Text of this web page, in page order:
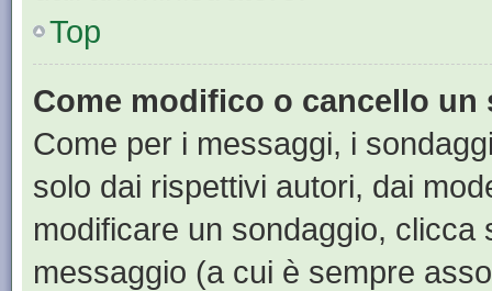
Top
Come modifico o cancello un
Come per i messaggi, i
solo dai rispettivi autori, dai
modificare un sondaggio,
messaggio (a cui è sempre